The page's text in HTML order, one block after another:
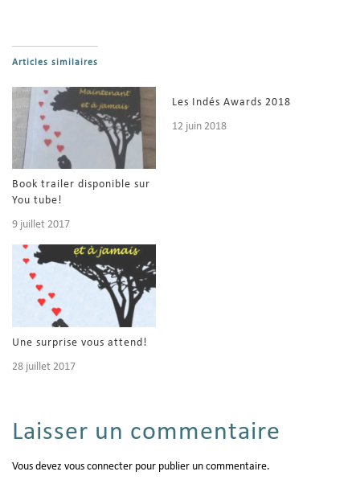
Articles similaires
Book trailer disponible sur
You tube!
9 juillet 2017
Les Indés Awards 2018
12 juin 2018
Une surprise vous attend!
28 juillet 2017
Laisser un commentaire
Vous devez vous connecter pour publier un commentaire.